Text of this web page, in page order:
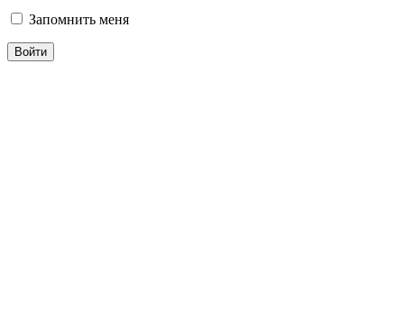
Запомнить меня